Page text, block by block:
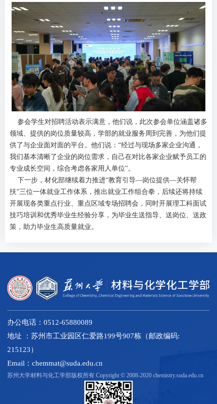
参会学生对招聘活动表示满意，他们说，此次参会单位涵盖诸多
领域、提供的岗位质量较高，学部的就业服务周到完善，为他们提
供了与企业面对面的平台。他们说：“经过与现场多家企业沟通，
我们基本清晰了企业的岗位需求，自己在对比各家企业赋予员工的
专业成长空间，综合考虑各家用人单位”。
下一步，材化部继续着力推进“教育引导—岗位提供—关怀帮
扶”三位一体就业工作体系，推出就业工作组合拳，后续还将持续
开展现各类重点行业、重点区域专场招聘会，同时开展理工科面试
技巧培训和优秀毕业生经验分享，为毕业生送指导、送岗位、送政
策，助力毕业生高质量就业。
办公电话：0512-65880089
地址 ：苏州市工业园区仁爱路199号907栋（邮政编码:
215123）
Email：chemmat@suda.edu.cn
苏州大学材料与化工学部版权所有 Copyright © 2008-2020 chemistry.suda.edu.cn